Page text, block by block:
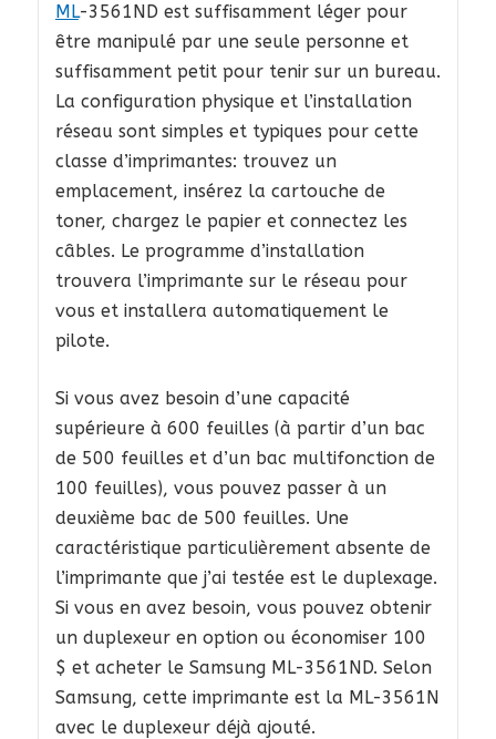
ML-3561ND est suffisamment léger pour
être manipulé par une seule personne et
suffisamment petit pour tenir sur un bureau.
La configuration physique et l’installation
réseau sont simples et typiques pour cette
classe d’imprimantes: trouvez un
emplacement, insérez la cartouche de
toner, chargez le papier et connectez les
câbles. Le programme d’installation
trouvera l’imprimante sur le réseau pour
vous et installera automatiquement le
pilote.
Si vous avez besoin d’une capacité
supérieure à 600 feuilles (à partir d’un bac
de 500 feuilles et d’un bac multifonction de
100 feuilles), vous pouvez passer à un
deuxième bac de 500 feuilles. Une
caractéristique particulièrement absente de
l’imprimante que j’ai testée est le duplexage.
Si vous en avez besoin, vous pouvez obtenir
un duplexeur en option ou économiser 100
$ et acheter le Samsung ML-3561ND. Selon
Samsung, cette imprimante est la ML-3561N
avec le duplexeur déjà ajouté.